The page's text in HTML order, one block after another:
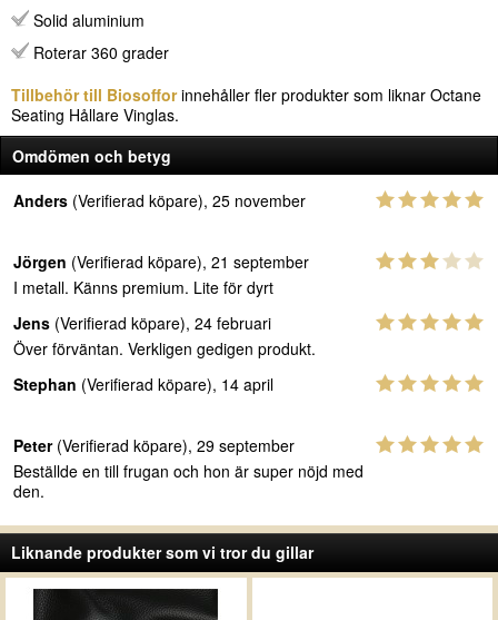
Solid aluminium
Roterar 360 grader
Tillbehör till Biosofforinnehåller fler produkter som liknar Octane
Seating Hållare Vinglas.
Omdömen och betyg
Anders (Verifierad köpare), 25 november
Jörgen (Verifierad köpare), 21 september
I metall. Känns premium. Lite för dyrt
Jens (Verifierad köpare), 24 februari
Över förväntan. Verkligen gedigen produkt.
Stephan (Verifierad köpare), 14 april
Peter(Verifierad köpare), 29 september
Beställde en till frugan och hon är super nöjd med
den.
Liknande produkter som vi tror du gillar